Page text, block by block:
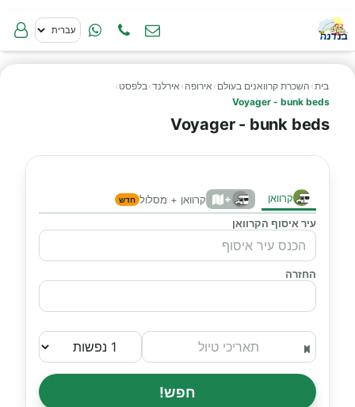
בית› השכרת קרוואנים בעולם › אירופה › אירלנד›בלפסט ›
Voyager - bunk beds
Voyager - bunk beds
קרוואן + קרוואן + מסלול חדש
עיר איסוף הקרוואן
החזרה
חפש!